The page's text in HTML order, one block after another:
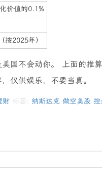
价值的0.1%
按2025年）
国不会动你。 上面的推
仅供娱乐，不要当真。
财 标签: 纳斯达克 做空美股 控